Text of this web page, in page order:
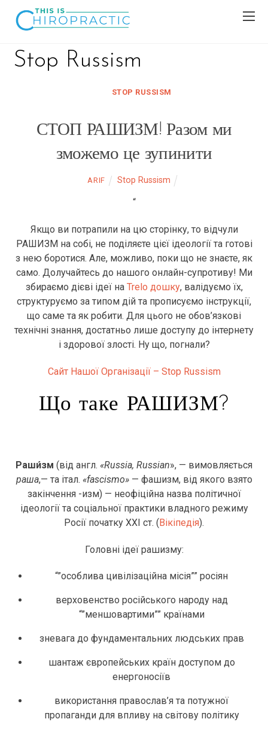
Stop Russism
STOP RUSSISM
СТОП РАШИЗМ! Разом ми
зможемо це зупинити
ARIF Stop Russism
“
Якщо ви потрапили на цю сторінку, то відчули
РАШИЗМ на собі, не поділяєте цієї ідеології та готові
з нею боротися. Але, можливо, поки що не знаєте, як
само. Долучайтесь до нашого онлайн-супротиву! Ми
збираємо дієві ідеї на Trelo дошку, валідуємо їх,
структуруємо за типом дій та прописуємо інструкції,
що саме та як робити. Для цього не обов’язкові
технічні знання, достатньо лише доступу до інтернету
і здорової злості. Ну що, погнали?
Сайт Нашої Організації – Stop Russism
Що таке РАШИЗМ?
Раши́зм (від англ. «Russia, Russian», — вимовляється
раша,— та італ. «fascismo»— фашизм, від якого взято
закінчення -изм) — неофіційна назва політичної
ідеології та соціальної практики владного режиму
Росії початку XXI ст. (Вікіпедія).
Головні ідеї рашизму:
“”особлива цивілізаційна місія”” росіян
верховенство російського народу над
“”меншовартими”” країнами
зневага до фундаментальних людських прав
шантаж європейських країн доступом до
енергоносіїв
використання православ’я та потужної
пропаганди для впливу на світову політику